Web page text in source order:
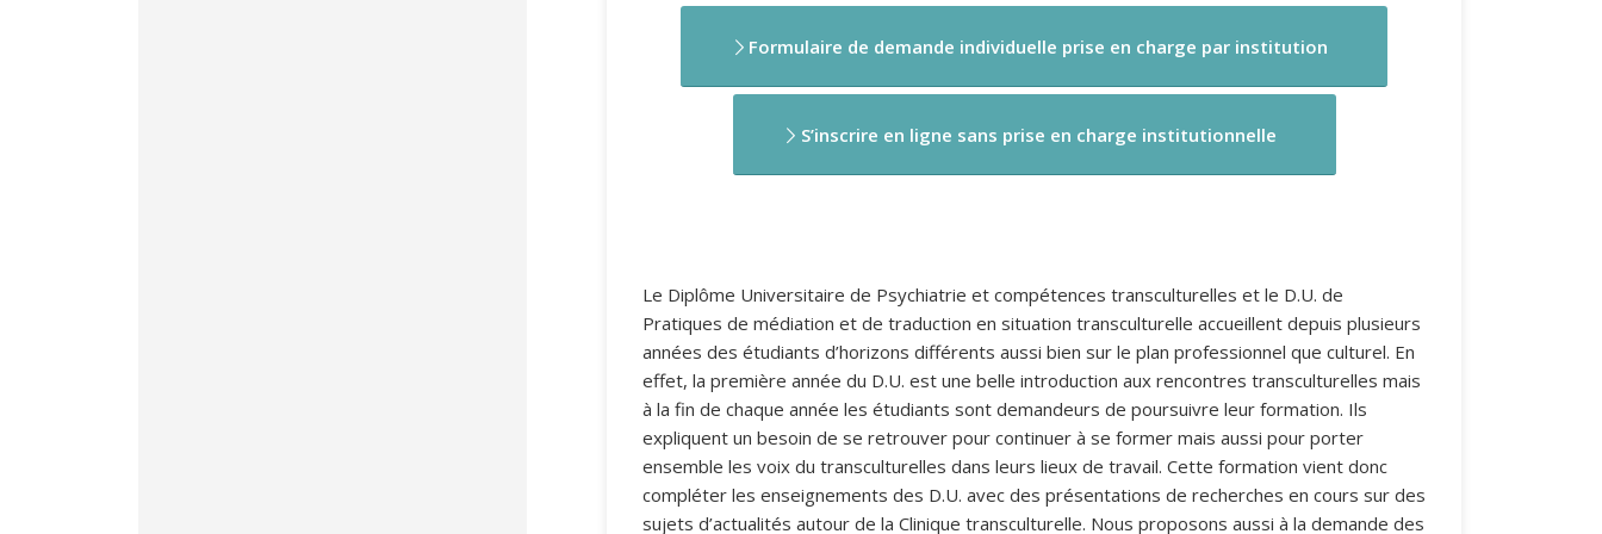
Formulaire de demande individuelle prise en charge par institution
S’inscrire en ligne sans prise en charge institutionnelle
Le Diplôme Universitaire de Psychiatrie et compétences transculturelles et le D.U. de
Pratiques de médiation et de traduction en situation transculturelle accueillent depuis plusieurs
années des étudiants d’horizons différents aussi bien sur le plan professionnel que culturel. En
effet, la première année du D.U. est une belle introduction aux rencontres transculturelles mais
à la fin de chaque année les étudiants sont demandeurs de poursuivre leur formation. Ils
expliquent un besoin de se retrouver pour continuer à se former mais aussi pour porter
ensemble les voix du transculturelles dans leurs lieux de travail. Cette formation vient donc
compléter les enseignements des D.U. avec des présentations de recherches en cours sur des
sujets d’actualités autour de la Clinique transculturelle. Nous proposons aussi à la demande des